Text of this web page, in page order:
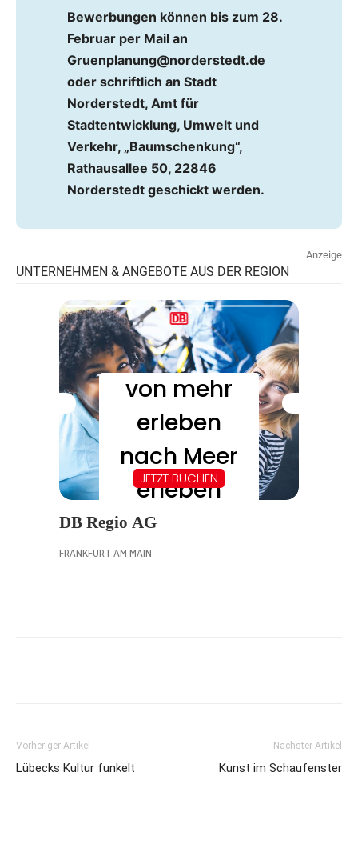
Bewerbungen können bis zum 28.
Februar per Mail an
Gruenplanung@norderstedt.de
oder schriftlich an Stadt
Norderstedt, Amt für
Stadtentwicklung, Umwelt und
Verkehr, „Baumschenkung“,
Rathausallee 50, 22846
Norderstedt geschickt werden.
Vorheriger Artikel
Lübecks Kultur funkelt
Nächster Artikel
Kunst im Schaufenster